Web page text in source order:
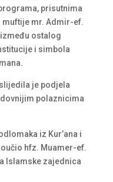
prisutnima
mr. Admir-ef.
ostalog
i simbola
je podjela
polaznicima
iz Kur’ana i
hfz. Muamer-ef.
Islamske zajednica